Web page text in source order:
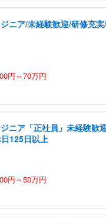
ニア/未経験歓迎/研修充
円～70万円
ニア「正社員」未経験歓
125日以上
円～50万円